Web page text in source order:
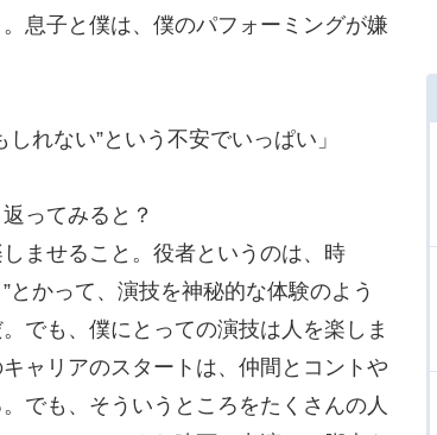
息子と僕は、僕のパフォーミングが嫌
れない”という不安でいっぱい」
ってみると？
ませること。役者というのは、時
とかって、演技を神秘的な体験のよう
でも、僕にとっての演技は人を楽しま
ャリアのスタートは、仲間とコントや
でも、そういうところをたくさんの人